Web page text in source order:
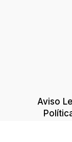
Aviso